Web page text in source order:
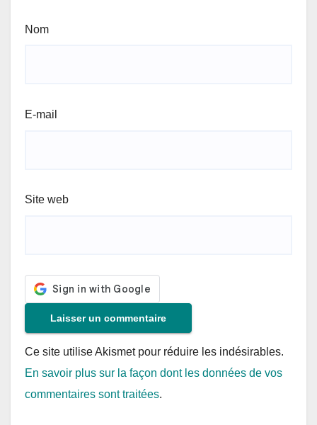
Nom
E-mail
Site web
Ce site utilise Akismet pour réduire les indésirables.
En savoir plus sur la façon dont les données de vos
commentaires sont traitées.